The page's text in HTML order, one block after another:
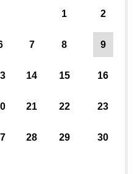
1 2
7 8 9
14 15 16
21 22 23
28 29 30